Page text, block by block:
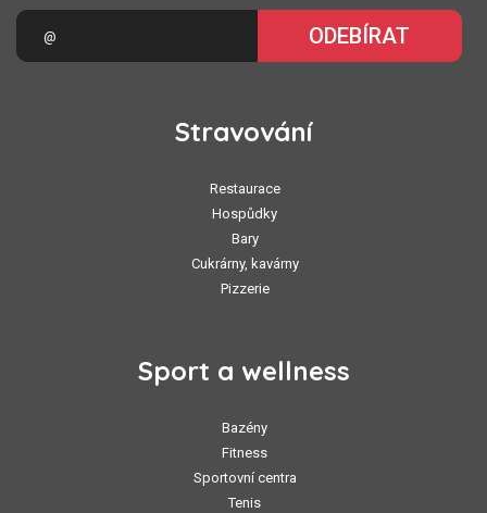
ODEBÍRAT
Stravování
Restaurace
Hospůdky
Bary
Cukrárny, kavárny
Pizzerie
Sport a wellness
Bazény
Fitness
Sportovní centra
Tenis